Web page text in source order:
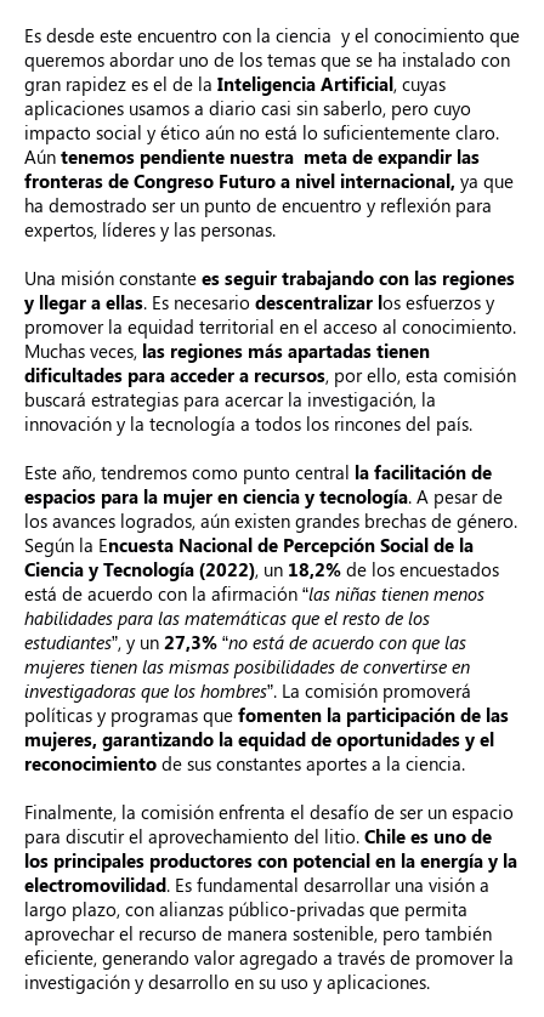
Es desde este encuentro con la ciencia y el conocimiento que
queremos abordar uno de los temas que se ha instalado con
gran rapidez es el de la Inteligencia Artificial, cuyas
aplicaciones usamos a diario casi sin saberlo, pero cuyo
impacto social y ético aún no está lo suficientemente claro.
Aún tenemos pendiente nuestra meta de expandir las
fronteras de Congreso Futuro a nivel internacional, ya que
ha demostrado ser un punto de encuentro y reflexión para
expertos, líderes y las personas.
Una misión constante es seguir trabajando con las regiones
y llegar a ellas. Es necesario descentralizar los esfuerzos y
promover la equidad territorial en el acceso al conocimiento.
Muchas veces, las regiones más apartadas tienen
dificultades para acceder a recursos, por ello, esta comisión
buscará estrategias para acercar la investigación, la
innovación y la tecnología a todos los rincones del país.
Este año, tendremos como punto central la facilitación de
espacios para la mujer en ciencia y tecnología. A pesar de
los avances logrados, aún existen grandes brechas de género.
Según la Encuesta Nacional de Percepción Social de la
Ciencia y Tecnología (2022), un 18,2% de los encuestados
está de acuerdo con la afirmación “las niñas tienen menos
habilidades para las matemáticas que el resto de los
estudiantes”, y un 27,3% “no está de acuerdo con que las
mujeres tienen las mismas posibilidades de convertirse en
investigadoras que los hombres”. La comisión promoverá
políticas y programas que fomenten la participación de las
mujeres, garantizando la equidad de oportunidades y el
reconocimiento de sus constantes aportes a la ciencia.
Finalmente, la comisión enfrenta el desafío de ser un espacio
para discutir el aprovechamiento del litio. Chile es uno de
los principales productores con potencial en la energía y la
electromovilidad. Es fundamental desarrollar una visión a
largo plazo, con alianzas público-privadas que permita
aprovechar el recurso de manera sostenible, pero también
eficiente, generando valor agregado a través de promover la
investigación y desarrollo en su uso y aplicaciones.